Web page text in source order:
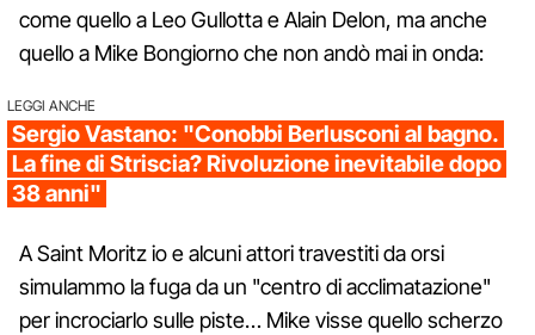
come quello a Leo Gullotta e Alain Delon, ma anche
quello a Mike Bongiorno che non andò mai in onda:
LEGGI ANCHE
Sergio Vastano: "Conobbi Berlusconi al bagno.
La fine di Striscia? Rivoluzione inevitabile dopo
38 anni"
A Saint Moritz io e alcuni attori travestiti da orsi
simulammo la fuga da un "centro di acclimatazione"
per incrociarlo sulle piste… Mike visse quello scherzo